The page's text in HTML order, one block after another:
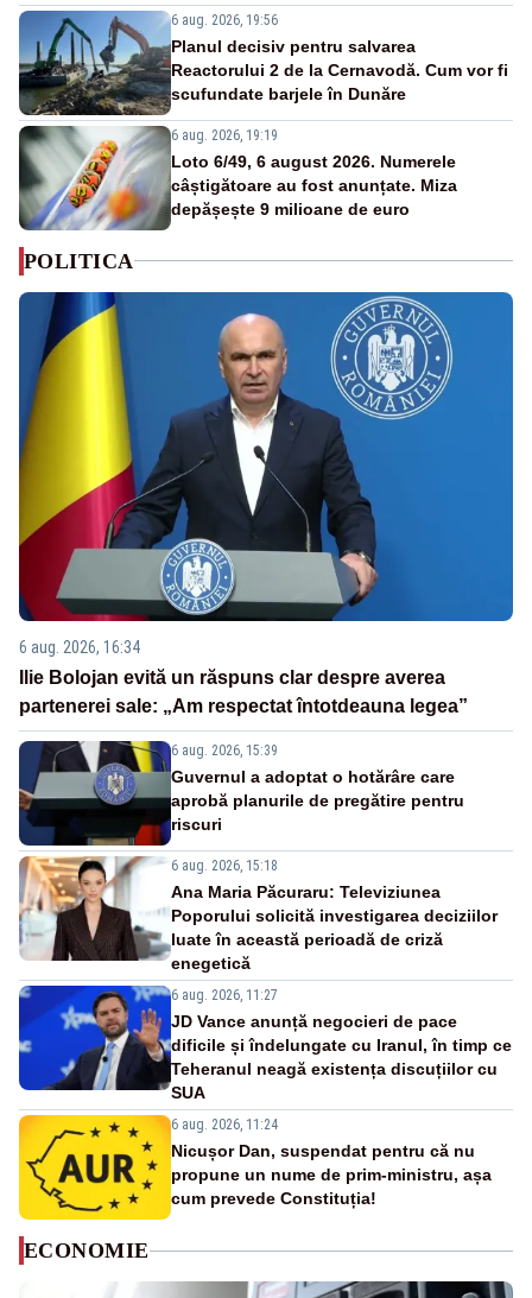
6 aug. 2026, 19:56
Planul decisiv pentru salvarea
Reactorului 2 de la Cernavodă. Cum vor fi
scufundate barjele în Dunăre
6 aug. 2026, 19:19
Loto 6/49, 6 august 2026. Numerele
câștigătoare au fost anunțate. Miza
depășește 9 milioane de euro
POLITICA
6 aug. 2026, 16:34
Ilie Bolojan evită un răspuns clar despre averea
partenerei sale: „Am respectat întotdeauna legea”
6 aug. 2026, 15:39
Guvernul a adoptat o hotărâre care
aprobă planurile de pregătire pentru
riscuri
6 aug. 2026, 15:18
Ana Maria Păcuraru: Televiziunea
Poporului solicită investigarea deciziilor
luate în această perioadă de criză
enegetică
6 aug. 2026, 11:27
JD Vance anunță negocieri de pace
dificile și îndelungate cu Iranul, în timp ce
Teheranul neagă existența discuțiilor cu
SUA
6 aug. 2026, 11:24
Nicușor Dan, suspendat pentru că nu
propune un nume de prim-ministru, așa
cum prevede Constituția!
ECONOMIE